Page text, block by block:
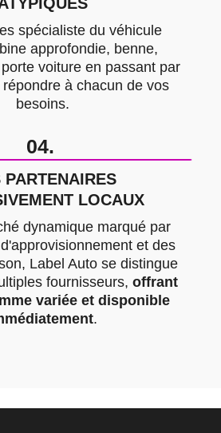
spécialiste du véhicule
approfondie, benne,
voiture en passant par
à chacun de vos
besoins.
04.
PARTENAIRES
LOCAUX
dynamique marqué par
et des
Label Auto se distingue
fournisseurs, offrant
variée et disponible
.